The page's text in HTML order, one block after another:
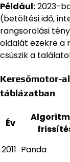
Például:2023-
(betöltési idő,
rangsorolási
oldalát ezekre a
csúszik a
Keresőmotor-
táblázatban
Év
2011 Panda